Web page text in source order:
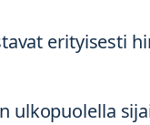
erityisesti
ulkopuolella